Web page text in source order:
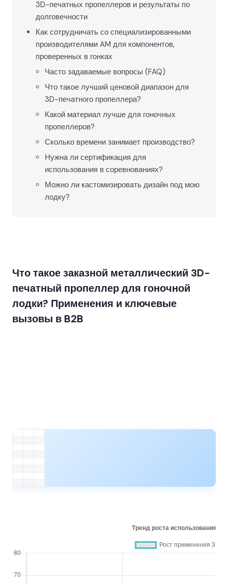
3D-печатных пропеллеров и результаты по
долговечности
Как сотрудничать со специализированными
производителями AM для компонентов,
проверенных в гонках
Часто задаваемые вопросы (FAQ)
Что такое лучший ценовой диапазон для
3D-печатного пропеллера?
Какой материал лучше для гоночных
пропеллеров?
Сколько времени занимает производство?
Нужна ли сертификация для
использования в соревнованиях?
Можно ли кастомизировать дизайн под мою
лодку?
Что такое заказной металлический 3D-
печатный пропеллер для гоночной
лодки? Применения и ключевые
вызовы в B2B